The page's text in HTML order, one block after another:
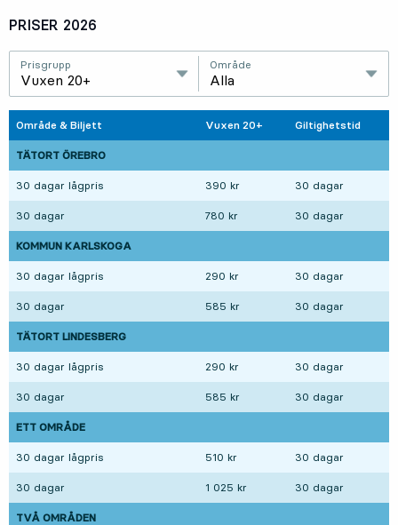
PRISER 2026
Prisgrupp
Vuxen 20+
Område
Alla
Område & Biljett Vuxen 20+ Giltighetstid
TÄTORT ÖREBRO
30 dagar lågpris 390 kr 30 dagar
30 dagar 780 kr 30 dagar
KOMMUN KARLSKOGA
30 dagar lågpris 290 kr 30 dagar
30 dagar 585 kr 30 dagar
TÄTORT LINDESBERG
30 dagar lågpris 290 kr 30 dagar
30 dagar 585 kr 30 dagar
ETT OMRÅDE
30 dagar lågpris 510 kr 30 dagar
30 dagar 1 025 kr 30 dagar
TVÅ OMRÅDEN